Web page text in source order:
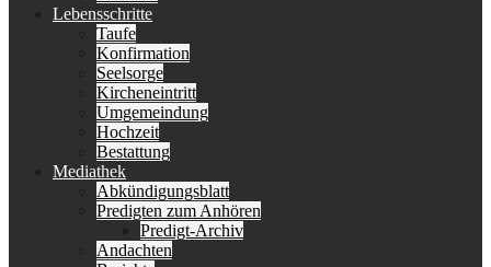
Lebensschritte
Taufe
Konfirmation
Seelsorge
Kircheneintritt
Umgemeindung
Hochzeit
Bestattung
Mediathek
Abkündigungsblatt
Predigten zum Anhören
Predigt-Archiv
Andachten